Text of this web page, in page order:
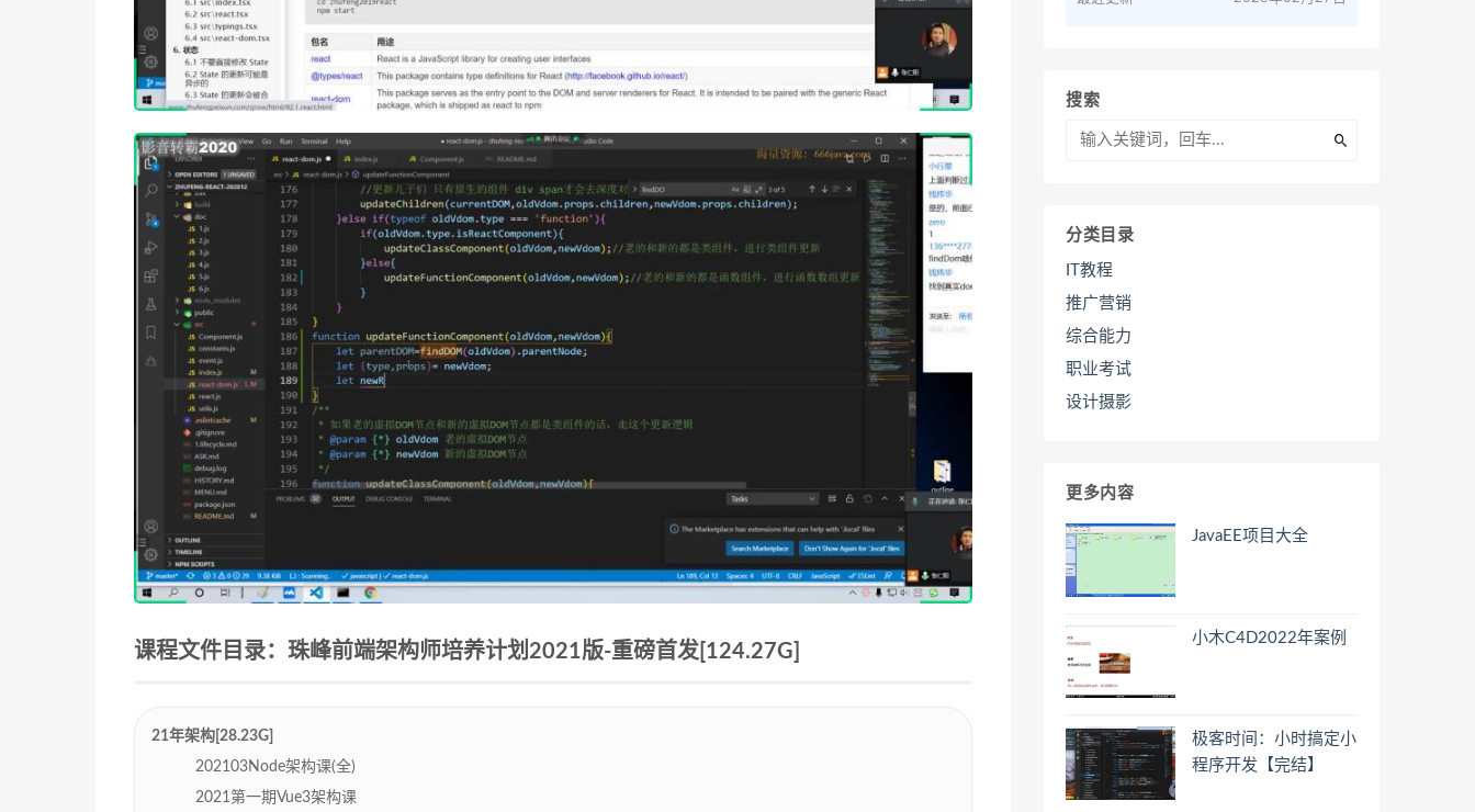
课程文件目录：珠峰前端架构师培养计划2021版-重磅首发[124.27G]
21年架构[28.23G]
202103Node架构课(全)
2021第一期Vue3架构课
搜索
分类目录
IT教程
推广营销
综合能力
职业考试
设计摄影
更多内容
JavaEE项目大全
小木C4D2022年案例
极客时间：小时搞定小
程序开发【完结】